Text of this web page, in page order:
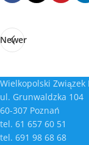
Newer
Wielkopolski Związek
ul. Grunwaldzka 104
60-307 Poznań
tel. 61 657 60 51
tel. 691 98 68 68